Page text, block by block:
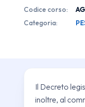
quantità
Codice corso:
Categoria:
Il Decreto
inoltre, al